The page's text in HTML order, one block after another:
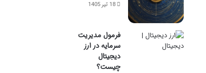
18 تیر 1405
فرمول مدیریت
سرمایه در ارز
دیجیتال
چیست؟